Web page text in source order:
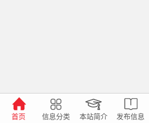
首页 信息分类 本站简介 发布信息